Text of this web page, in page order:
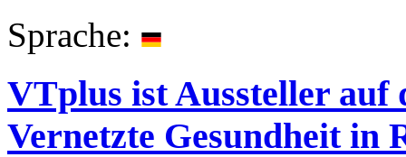
Sprache:
VTplus ist Aussteller auf
Vernetzte Gesundheit in